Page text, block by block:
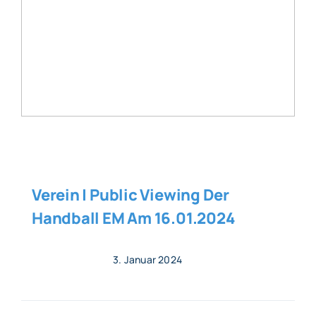
Verein | Public Viewing Der
Handball EM Am 16.01.2024
3. Januar 2024